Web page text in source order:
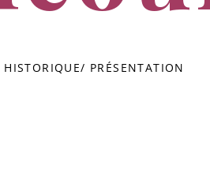
HISTORIQUE/ PRÉSENTATION